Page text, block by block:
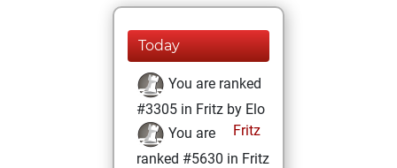
Today
You are ranked
#3305 in Fritz by Elo
Fritz
You are
ranked #5630 in Fritz